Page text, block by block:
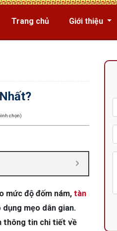
Trang chủ Giới thiệu
chọn)
mức độ đốm nám, tàn
mẹo dân gian.
thông tin chi tiết về